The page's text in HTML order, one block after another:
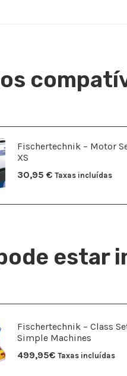
Fischertechnik – Motor
XS
30,95 € Taxas incluídas
estar
Fischertechnik – Class
Simple Machines
499,95€ Taxas incluídas